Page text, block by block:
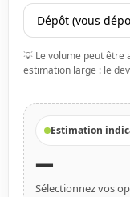
💡 Le volume peut être
estimation large : le
Estimation
—
Sélectionnez vos